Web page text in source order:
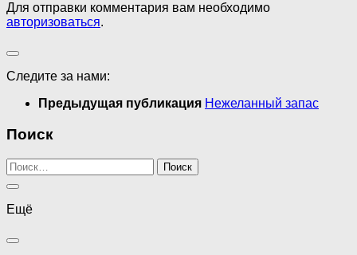
Для отправки комментария вам необходимо
авторизоваться.
Следите за нами:
Предыдущая публикация Нежеланный запас
Поиск
Найти:
Ещё